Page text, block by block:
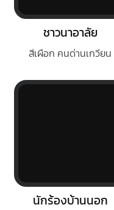
ชาวนาอาลัย
สีเผือก คนด่านเกวียน
นักร้องบ้านนอก